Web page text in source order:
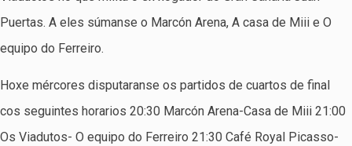
Puertas. A eles súmanse o Marcón Arena, A casa de Miii e O
equipo do Ferreiro.
Hoxe mércores disputaranse os partidos de cuartos de final
cos seguintes horarios 20:30 Marcón Arena-Casa de Miii 21:00
Os Viadutos- O equipo do Ferreiro 21:30 Café Royal Picasso-